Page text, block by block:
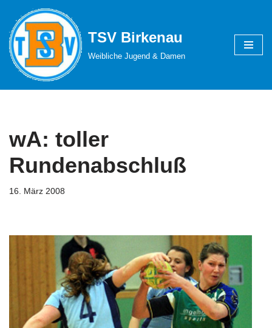
Zum
Inhalt
springen
TSV Birkenau
Weibliche Jugend & Damen
wA: toller
Rundenabschluß
16. März 2008